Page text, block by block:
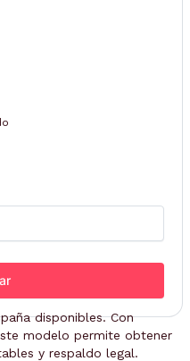
disponibles. Con
modelo permite obtener
y respaldo legal.